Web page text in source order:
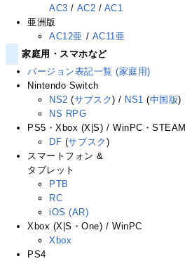
AC3 / AC2 / AC1
亜洲版
AC12亜 / AC11亜
家庭用・スマホなど
バージョン表記一覧 (家庭用)
Nintendo Switch
NS2 (サブスク) / NS1 (中国版)
NS RPG
PS5・Xbox (X|S) / WinPC・STEAM
DF (サブスク )
スマートフォン &
タブレット
PTB
RC
iOS (AR)
Xbox (X|S・One) / WinPC
Xbox
PS4